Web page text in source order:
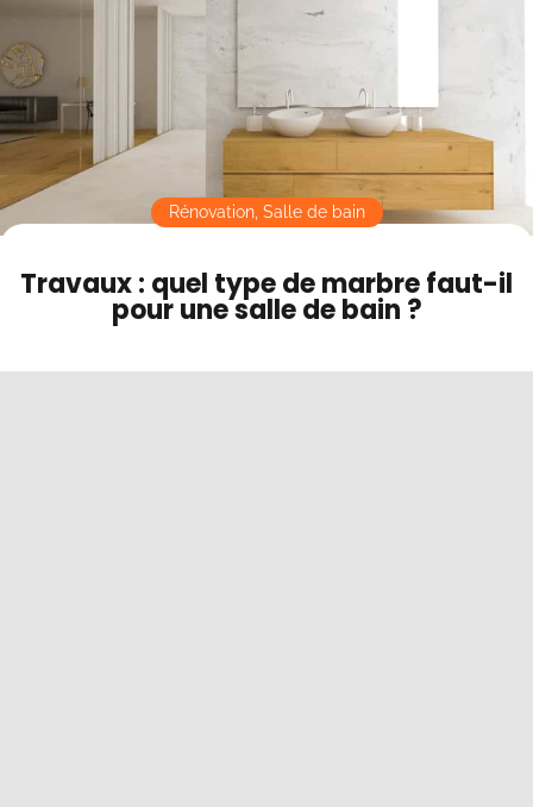
Mode sombre
Travaux : quel type de marbre faut-il
pour une salle de bain ?
Rénovation, Salle de bain